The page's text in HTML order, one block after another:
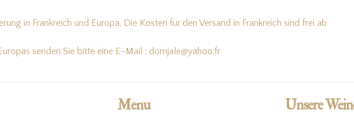
in Frankreich und Europa, Die Kosten für den Versand in Frankreich sind frei ab
senden Sie bitte eine E-Mail : domjale@yahoo.fr
Menu Unsere